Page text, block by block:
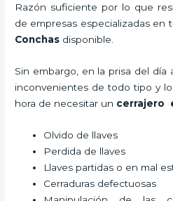
Razón suficiente por lo que
de empresas especializadas en
Conchas disponible.
Sin embargo, en la prisa del día
inconvenientes de todo tipo y
hora de necesitar un cerrajero
Olvido de llaves
Perdida de llaves
Llaves partidas o en mal
Cerraduras defectuosas